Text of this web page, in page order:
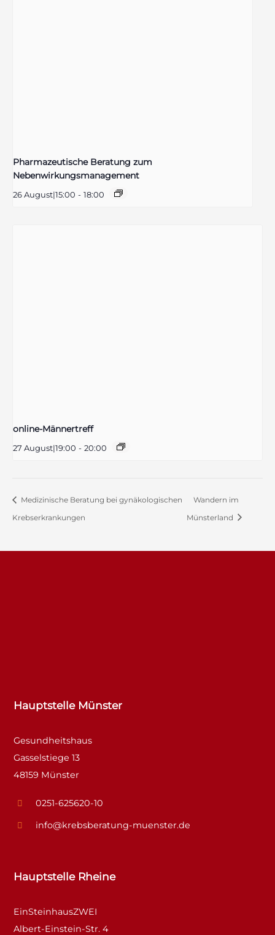
Pharmazeutische Beratung zum
Nebenwirkungsmanagement
26 August|15:00 - 18:00
online-Männertreff
27 August|19:00 - 20:00
Medizinische Beratung bei gynäkologischen
Krebserkrankungen
Wandern im
Münsterland
Hauptstelle Münster
Gesundheitshaus
Gasselstiege 13
48159 Münster
0251-625620-10
info@krebsberatung-muenster.de
Hauptstelle Rheine
EinSteinhausZWEI
Albert-Einstein-Str. 4